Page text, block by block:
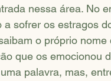
nessa área. No
sofrer os estragos
o próprio
que os emocionou
palavra, mas,